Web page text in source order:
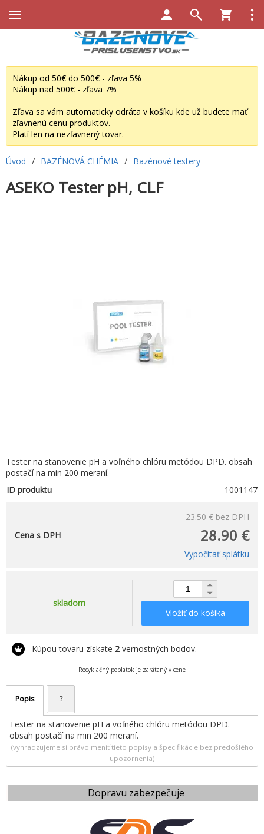
Dopravu zabezpečuje
Nákup od 50€ do 500€ - zľava 5%
Nákup nad 500€ - zľava 7%
Zľava sa vám automaticky odráta v košíku kde už budete mať
zľavnenú cenu produktov.
Platí len na nezľavnený tovar.
Úvod / BAZÉNOVÁ CHÉMIA / Bazénové testery
ASEKO Tester pH, CLF
Tester na stanovenie pH a voľného chlóru metódou DPD. obsah
postačí na min 200 meraní.
ID produktu
1001147
23.50 € bez DPH
28.90 €
Cena s DPH
Vypočítať splátku
skladom
Vložiť do košíka
Kúpou tovaru získate 2vernostných bodov.
Recyklačný poplatok je zarátaný v cene
Popis ?
Tester na stanovenie pH a voľného chlóru metódou DPD.
obsah postačí na min 200 meraní.
(vyhradzujeme si právo meniť tieto popisy a špecifikácie bez predošlého
upozornenia)